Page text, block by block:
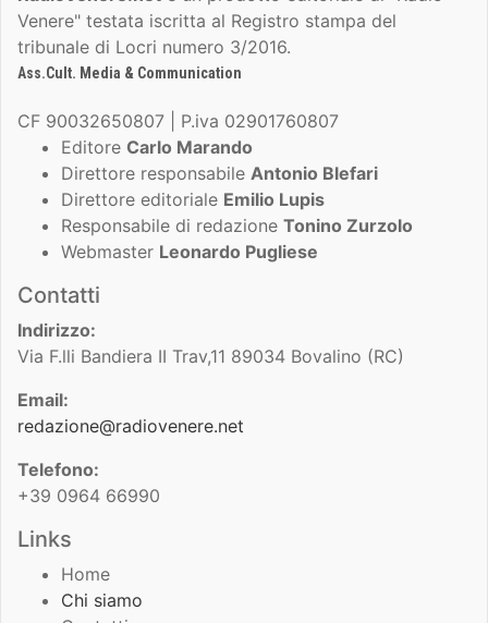
Venere" testata iscritta al Registro stampa del
tribunale di Locri numero 3/2016.
Ass.Cult. Media & Communication
CF 90032650807 | P.iva 02901760807
Editore Carlo Marando
Direttore responsabile Antonio Blefari
Direttore editoriale Emilio Lupis
Responsabile di redazione Tonino Zurzolo
Webmaster Leonardo Pugliese
Contatti
Indirizzo:
Via F.lli Bandiera II Trav,11 89034 Bovalino (RC)
Email:
redazione@radiovenere.net
Telefono:
+39 0964 66990
Links
Home
Chi siamo